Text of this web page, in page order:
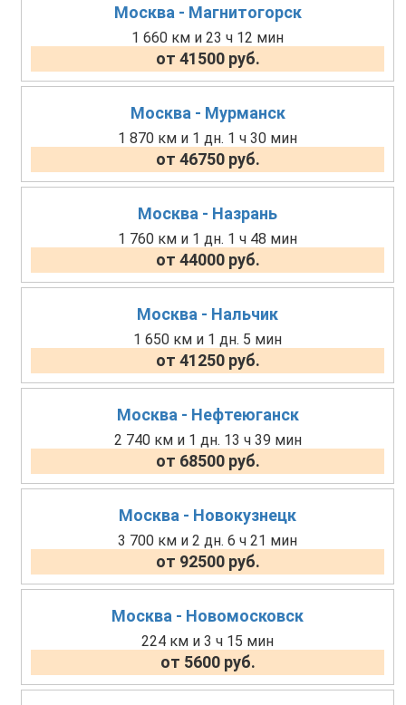
Москва - Магнитогорск
1 660 км и 23 ч 12 мин
от 41500 руб.
Москва - Мурманск
1 870 км и 1 дн. 1 ч 30 мин
от 46750 руб.
Москва - Назрань
1 760 км и 1 дн. 1 ч 48 мин
от 44000 руб.
Москва - Нальчик
1 650 км и 1 дн. 5 мин
от 41250 руб.
Москва - Нефтеюганск
2 740 км и 1 дн. 13 ч 39 мин
от 68500 руб.
Москва - Новокузнецк
3 700 км и 2 дн. 6 ч 21 мин
от 92500 руб.
Москва - Новомосковск
224 км и 3 ч 15 мин
от 5600 руб.